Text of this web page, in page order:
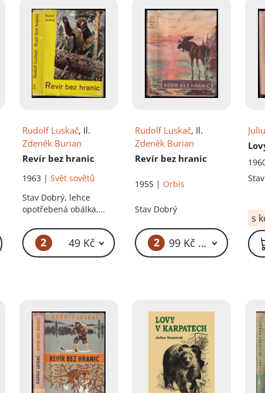
Rudolf Luskač, Il.
Zdeněk Burian
Revír bez hranic
1963 | Svět sovětů
Stav Dobrý, lehce
opotřebená obálka,
2 49 Kč
Rudolf Luskač, Il.
Zdeněk Burian
Revír bez hranic
1955 |Orbis
Stav Dobrý
2 99 Kč – 119 Kč
Stav
s